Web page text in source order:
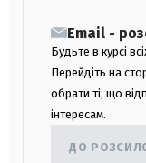
Email -
Будьте в курсі
Перейдіть на
обрати ті, що
інтересам.
ДО